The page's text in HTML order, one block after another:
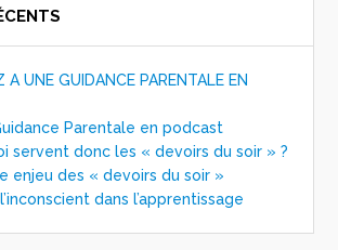
A UNE GUIDANCE PARENTALE EN
Parentale en podcast
servent donc les « devoirs du soir » ?
enjeu des « devoirs du soir »
dans l’apprentissage